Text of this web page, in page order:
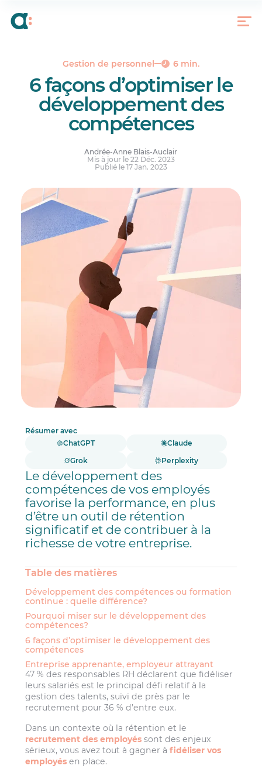
Gestion de personnel 6 min.
6 façons d’optimiser le
développement des
compétences
Andrée-Anne Blais-Auclair
Mis à jour le 22 Déc. 2023
Publié le 17 Jan. 2023
Résumer avec
ChatGPT
Claude
Grok
Perplexity
Le développement des
compétences de vos employés
favorise la performance, en plus
d’être un outil de rétention
significatif et de contribuer à la
richesse de votre entreprise.
Table des matières
Développement des compétences ou formation
continue : quelle différence?
Pourquoi miser sur le développement des
compétences?
6 façons d’optimiser le développement des
compétences
Entreprise apprenante, employeur attrayant
47 % des responsables RH déclarent que fidéliser
leurs salariés est le principal défi relatif à la
gestion des talents, suivi de près par le
recrutement pour 36 % d’entre eux.
Dans un contexte où la rétention et le
recrutement des employés sont des enjeux
sérieux, vous avez tout à gagner àfidéliser vos
employésen place.
continue : quelle différence?
6 façons d’optimiser le développement des
Entreprise apprenante, employeur attrayant